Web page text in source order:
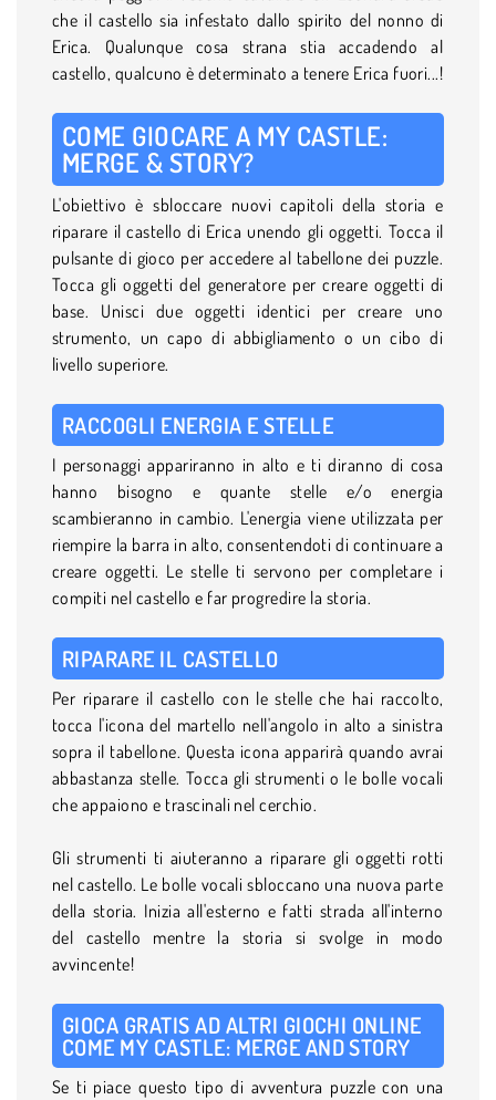
che il castello sia infestato dallo spirito del nonno di
Erica. Qualunque cosa strana stia accadendo al
castello, qualcuno è determinato a tenere Erica fuori...!
COME GIOCARE A MY CASTLE:
MERGE & STORY?
L'obiettivo è sbloccare nuovi capitoli della storia e
riparare il castello di Erica unendo gli oggetti. Tocca il
pulsante di gioco per accedere al tabellone dei puzzle.
Tocca gli oggetti del generatore per creare oggetti di
base. Unisci due oggetti identici per creare uno
strumento, un capo di abbigliamento o un cibo di
livello superiore.
RACCOGLI ENERGIA E STELLE
I personaggi appariranno in alto e ti diranno di cosa
hanno bisogno e quante stelle e/o energia
scambieranno in cambio. L'energia viene utilizzata per
riempire la barra in alto, consentendoti di continuare a
creare oggetti. Le stelle ti servono per completare i
compiti nel castello e far progredire la storia.
RIPARARE IL CASTELLO
Per riparare il castello con le stelle che hai raccolto,
tocca l'icona del martello nell'angolo in alto a sinistra
sopra il tabellone. Questa icona apparirà quando avrai
abbastanza stelle. Tocca gli strumenti o le bolle vocali
che appaiono e trascinali nel cerchio.
Gli strumenti ti aiuteranno a riparare gli oggetti rotti
nel castello. Le bolle vocali sbloccano una nuova parte
della storia. Inizia all'esterno e fatti strada all'interno
del castello mentre la storia si svolge in modo
avvincente!
GIOCA GRATIS AD ALTRI GIOCHI ONLINE
COME MY CASTLE: MERGE AND STORY
Se ti piace questo tipo di avventura puzzle con una